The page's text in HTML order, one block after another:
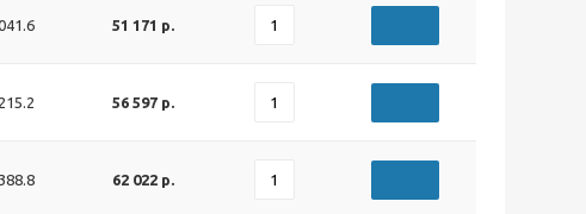
51 171 р.
56 597 р.
62 022 р.